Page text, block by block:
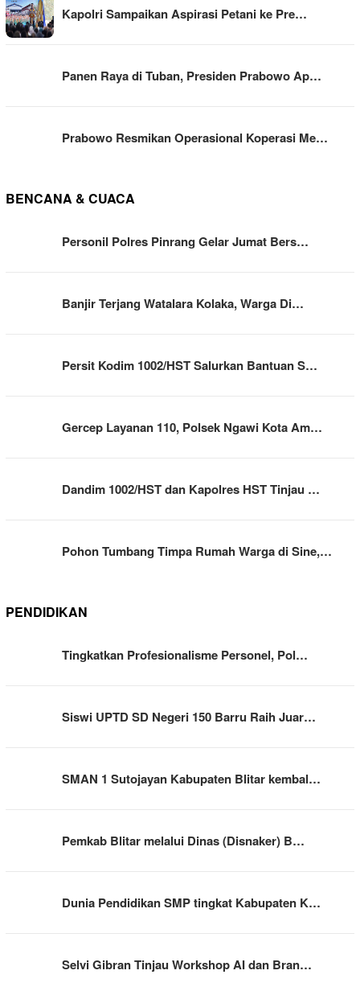
Kapolri Sampaikan Aspirasi Petani ke Pre…
Panen Raya di Tuban, Presiden Prabowo Ap…
Prabowo Resmikan Operasional Koperasi Me…
BENCANA & CUACA
Personil Polres Pinrang Gelar Jumat Bers…
Banjir Terjang Watalara Kolaka, Warga Di…
Persit Kodim 1002/HST Salurkan Bantuan S…
Gercep Layanan 110, Polsek Ngawi Kota Am…
Dandim 1002/HST dan Kapolres HST Tinjau …
Pohon Tumbang Timpa Rumah Warga di Sine,…
PENDIDIKAN
Tingkatkan Profesionalisme Personel, Pol…
Siswi UPTD SD Negeri 150 Barru Raih Juar…
SMAN 1 Sutojayan Kabupaten Blitar kembal…
Pemkab Blitar melalui Dinas (Disnaker) B…
Dunia Pendidikan SMP tingkat Kabupaten K…
Selvi Gibran Tinjau Workshop AI dan Bran…